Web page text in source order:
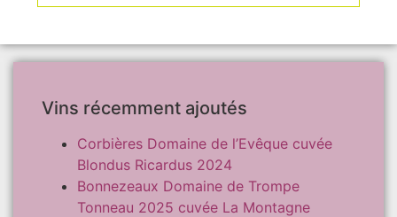
Vins récemment ajoutés
Corbières Domaine de l’Evêque cuvée
Blondus Ricardus 2024
Bonnezeaux Domaine de Trompe
Tonneau 2025 cuvée La Montagne